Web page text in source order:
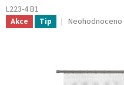
L223-4 B1
Akce Tip
Průměrné
z
Neohodnoceno